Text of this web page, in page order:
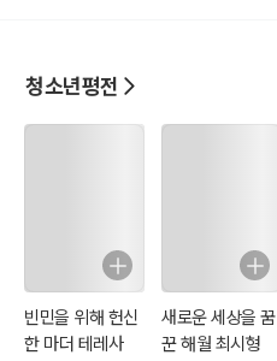
청소년평전
빈민을 위해 헌신
한 마더 테레사
새로운 세상을 꿈
꾼 해월 최시형